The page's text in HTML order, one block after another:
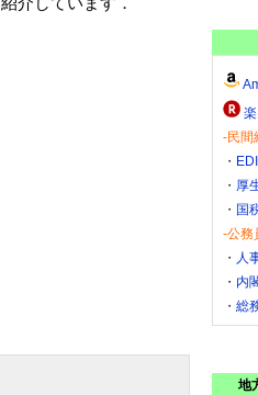
-民間
・
・ 厚
・ 国
-公務
・ 人
・ 内
・総
地